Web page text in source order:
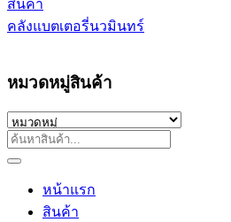
สินค้า
คลังแบตเตอรี่นวมินทร์
หมวดหมู่สินค้า
หน้าแรก
สินค้า